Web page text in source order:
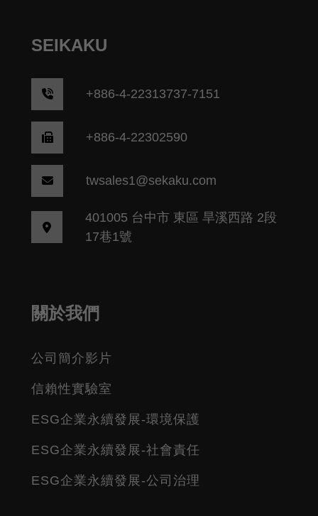
SEIKAKU
+886-4-22313737-7151
+886-4-22302590
twsales1@sekaku.com
401005 台中市 東區 旱溪西路 2段
17巷1號
關於我們
公司簡介影片
信賴性實驗室
ESG企業永續發展-環境保護
ESG企業永續發展-社會責任
ESG企業永續發展-公司治理